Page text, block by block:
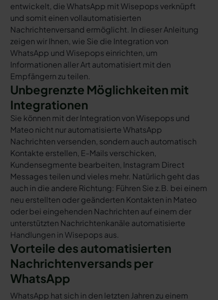
entwickelt, die WhatsApp mit Wisepops verknüpft
und somit einen vollautomatisierten
Nachrichtenversand ermöglicht. In dieser Anleitung
zeigen wir Ihnen, wie Sie die Integration von
WhatsApp und Wisepops einrichten, um
Informationen aller Art automatisiert mit den
Empfängern zu teilen.
Unbegrenzte Möglichkeiten mit
Integrationen
Sie können mit der Integration von Wisepops und
Mateo nicht nur automatisierte WhatsApp
Nachrichten versenden, sondern auch automatisch
Kontakte erstellen, E-Mails verschicken,
Kundensegmente bearbeiten, Instagram Direct
Messages teilen und vieles mehr. Natürlich geht das
auch in die andere Richtung: Führen Sie z.B. bei einem
neu erstellten oder geänderten Kontakten in Mateo
oder bei eingehenden Nachrichten auf einem der
unterstützten Nachrichtenkanäle automatisierte
Handlungen in Wisepops aus.
Vorteile des automatisierten
Nachrichtenversands per
WhatsApp
WhatsApp hat sich in den letzten Jahren zu einem